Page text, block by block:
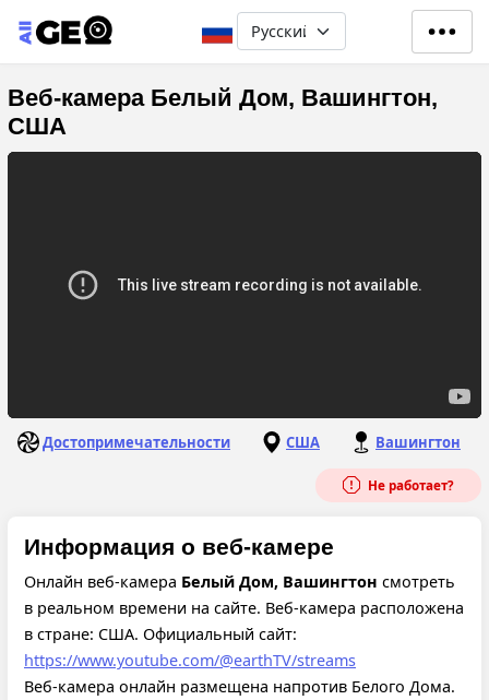
Перейти к основному
Select your language
Веб-камера Белый Дом, Вашингтон,
США
Достопримечательности США Вашингтон
Не работает?
Информация о веб-камере
Онлайн веб-камера Белый Дом, Вашингтон смотреть
в реальном времени на сайте. Веб-камера расположена
в стране: США. Официальный сайт:
https://www.youtube.com/@earthTV/streams
Веб-камера онлайн размещена напротив Белого Дома.